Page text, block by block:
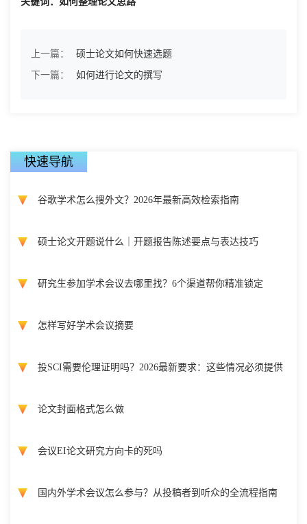
上一篇：
硕士论文如何快速选题
下一篇：
如何进行论文的撰写
快速导航
谷歌学术怎么搜外文？2026年最新高效检索指南
硕士论文开题说什么｜开题报告陈述要点与表达技巧
研究生参加学术会议去哪里找？6个渠道帮你精准锁定
怎样写好学术会议摘要
投SCI需要伦理证明吗？2026最新要求：这些情况必须提供
论文封面格式怎么做
会议EI论文研究方向卡的死吗
国内外学术会议怎么参与？从投稿者到听众的全流程指南